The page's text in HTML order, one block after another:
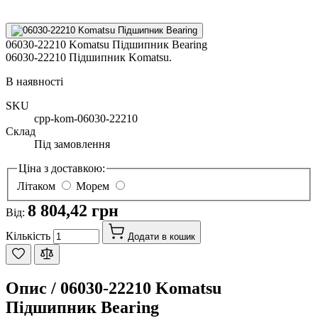
06030-22210 Komatsu Підшипник Bearing
06030-22210 Підшипник Komatsu.
В наявності
SKU
cpp-kom-06030-22210
Склад
Під замовлення
Ціна з доставкою:
Літаком
Морем
Від: 8 804,42 грн
Кількість Додати в кошик
Опис / 06030-22210 Komatsu
Підшипник Bearing